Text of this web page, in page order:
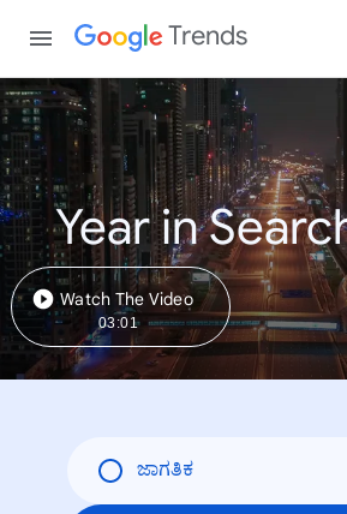
Trends
Year in
Watch The Video
03:01
ಜಾಗತಿಕ